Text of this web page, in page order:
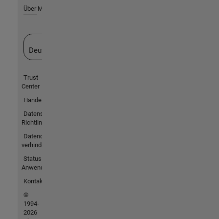
Über MathWorks
Deutschland
Trust
Center
Handelsmarken
Datenschutz-
Richtlinien
Datendiebstahl
verhindern
Status von
Anwendungen
Kontakt
©
1994-
2026